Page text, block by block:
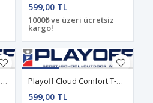
599,00 TL
1000₺ ve üzeri ücretsiz
kargo!
Playoff Cloud Comfort Şort Yeşil Playoff Cloud Comfort T-Shirt Gri
599,00 TL